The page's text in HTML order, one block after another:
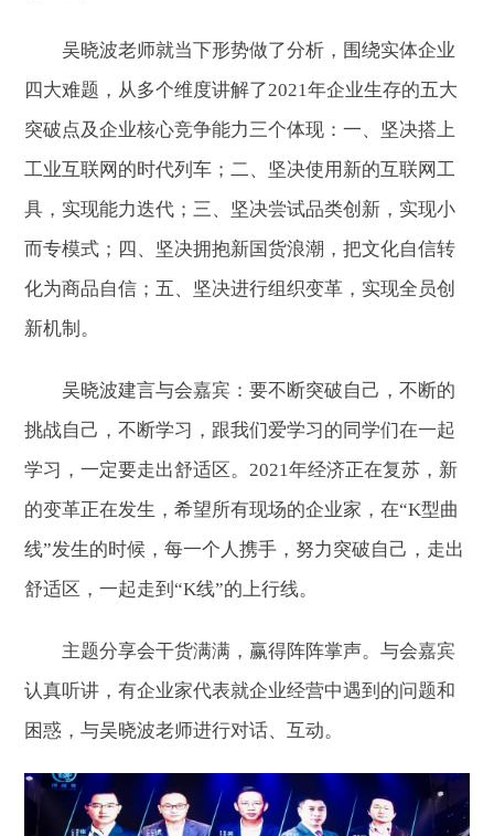
吴晓波老师就当下形势做了分析，围绕实体企业
四大难题，从多个维度讲解了2021年企业生存的五大
突破点及企业核心竞争能力三个体现：一、坚决搭上
工业互联网的时代列车；二、坚决使用新的互联网工
具，实现能力迭代；三、坚决尝试品类创新，实现小
而专模式；四、坚决拥抱新国货浪潮，把文化自信转
化为商品自信；五、坚决进行组织变革，实现全员创
新机制。
吴晓波建言与会嘉宾：要不断突破自己，不断的
挑战自己，不断学习，跟我们爱学习的同学们在一起
学习，一定要走出舒适区。2021年经济正在复苏，新
的变革正在发生，希望所有现场的企业家，在“K型曲
线”发生的时候，每一个人携手，努力突破自己，走出
舒适区，一起走到“K线”的上行线。
主题分享会干货满满，赢得阵阵掌声。与会嘉宾
认真听讲，有企业家代表就企业经营中遇到的问题和
困惑，与吴晓波老师进行对话、互动。